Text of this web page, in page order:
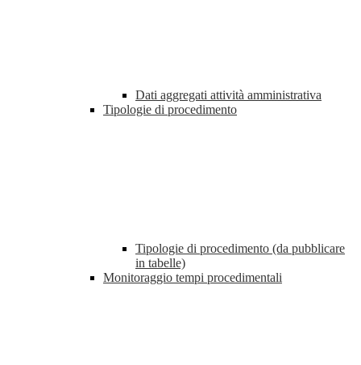
Dati aggregati attività amministrativa
Tipologie di procedimento
Tipologie di procedimento (da pubblicare
in tabelle)
Monitoraggio tempi procedimentali